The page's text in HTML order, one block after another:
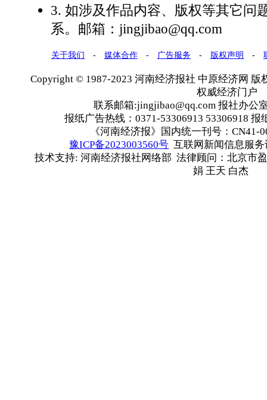
3. 如涉及作品内容、版权等其它问
系。邮箱：jingjibao@qq.com
关于我们 - 媒体合作 - 广告服务 - 版权声明 -
Copyright © 1987-2023 河南经济报社 中原经济网 版
权威经济门户
联系邮箱:jingjibao@qq.com 报社办公
报纸广告热线：0371-53306913 53306918 报
《河南经济报》国内统一刊号：
豫ICP备2023003560号 互联网新闻信息服
技术支持: 河南经济报社网络部 法律顾问：北京市
娟 王天 白杰